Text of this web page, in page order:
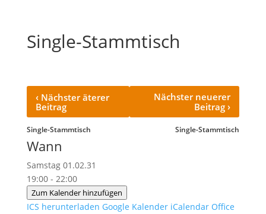
Single-Stammtisch
‹Nächster äterer
Beitrag
Single-Stammtisch
Nächster neuerer
Beitrag›
Single-Stammtisch
Wann
Samstag 01.02.31
19:00 - 22:00
Zum Kalender hinzufügen
ICS herunterladen Google Kalender iCalendar Office